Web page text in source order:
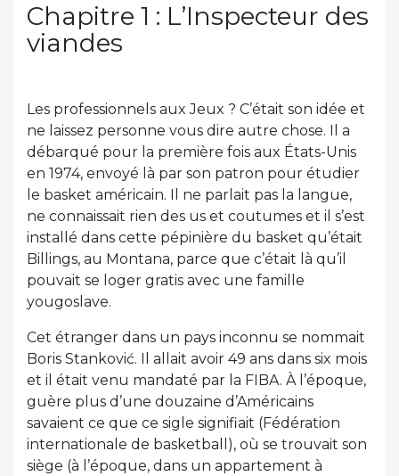
Chapitre 1 : L’Inspecteur des
viandes
Les professionnels aux Jeux ? C’était son idée et
ne laissez personne vous dire autre chose. Il a
débarqué pour la première fois aux États-Unis
en 1974, envoyé là par son patron pour étudier
le basket américain. Il ne parlait pas la langue,
ne connaissait rien des us et coutumes et il s’est
installé dans cette pépinière du basket qu’était
Billings, au Montana, parce que c’était là qu’il
pouvait se loger gratis avec une famille
yougoslave.
Cet étranger dans un pays inconnu se nommait
Boris Stanković. Il allait avoir 49 ans dans six mois
et il était venu mandaté par la FIBA. À l’époque,
guère plus d’une douzaine d’Américains
savaient ce que ce sigle signifiait (Fédération
internationale de basketball), où se trouvait son
siège (à l’époque, dans un appartement à